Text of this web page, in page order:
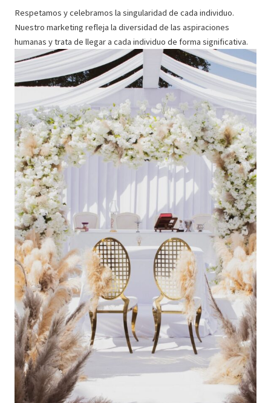
Respetamos y celebramos la singularidad de cada individuo.
Nuestro marketing refleja la diversidad de las aspiraciones
humanas y trata de llegar a cada individuo de forma significativa.